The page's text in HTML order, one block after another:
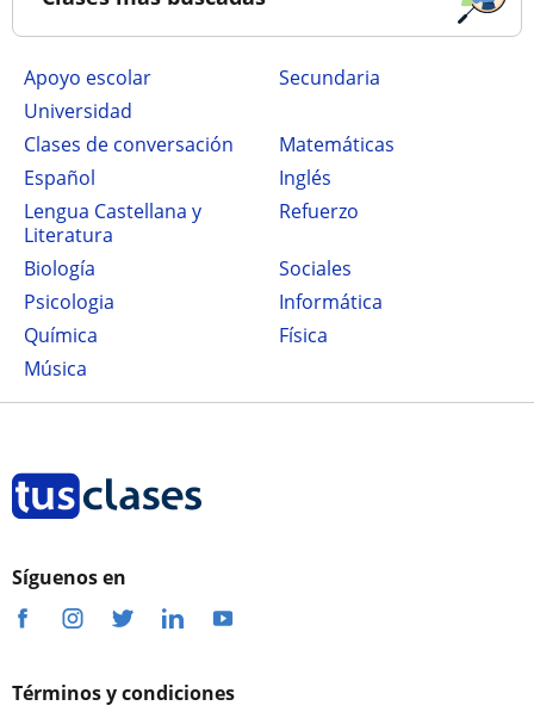
Apoyo escolar
secundaria
Universidad
Clases de conversación
Matemáticas
Español
Inglés
Lengua Castellana y
Literatura
Refuerzo
Biología
Sociales
Psicologia
Informática
Química
Física
Música
Síguenos en
Términos y condiciones